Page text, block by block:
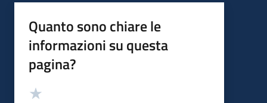
Quanto sono chiare le
informazioni su questa
pagina?
Valutazione